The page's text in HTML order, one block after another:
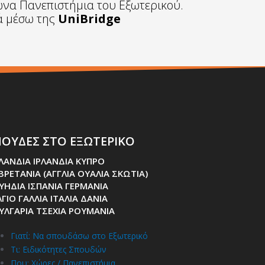
Πανεπιστήμια του Εξωτερικού.
μέσω της UniBridge
ΣΤΟ ΕΞΩΤΕΡΙΚΟ
ΙΡΛΑΝΔΙΑ ΚΥΠΡΟ
(ΑΓΓΛΙΑ ΟΥΑΛΙΑ ΣΚΩΤΙΑ)
ΙΣΠΑΝΙΑ ΓΕΡΜΑΝΙΑ
ΓΑΛΛΙΑ ΙΤΑΛΙΑ ΔΑΝΙΑ
ΤΣΕΧΙΑ ΡΟΥΜΑΝΙΑ
Γιατί: Nα σπουδάσω στο Εξωτερικό
Τι: Ειδικότητες Σπουδών
Που: Χώρες / Πανεπιστήμια